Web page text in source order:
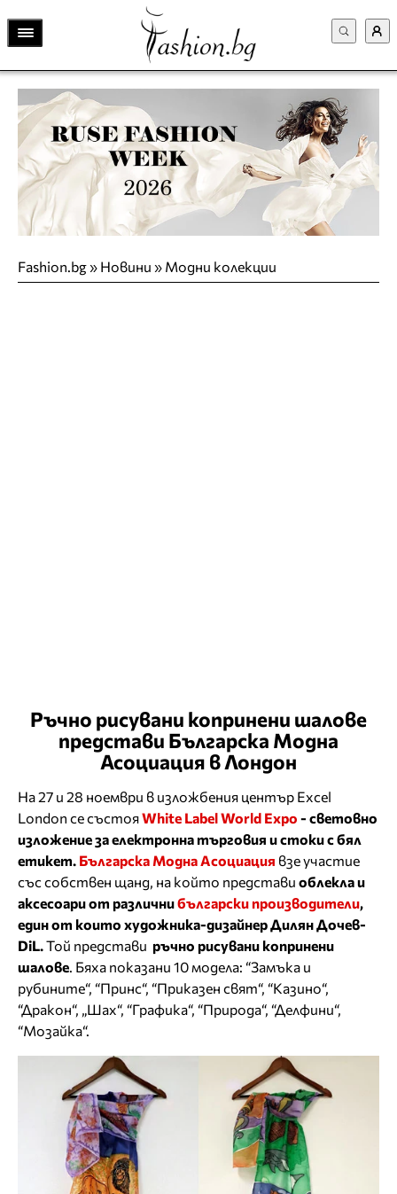
Fashion.bg» Новини » Модни колекции
Ръчно рисувани копринени шалове
представи Българска Модна
Асоциация в Лондон
На 27 и 28 ноември в изложбения център Excel
London се състояWhite Label World Expo - световно
изложение за електронна търговия и стоки с бял
етикет. Българска Модна Асоциация взе участие
със собствен щанд, на който представи облекла и
аксесоари от различнибългарски производители,
един от които художника-дизайнер Дилян Дочев-
DiL. Той представи ръчно рисувани копринени
шалове . Бяха показани 10 модела: “Замъка и
рубините“, “Принс“, “Приказен свят“, “Казино“,
“Дракон“, „Шах“, “Графика“, “Природа“, “Делфини“,
“Мозайка“.